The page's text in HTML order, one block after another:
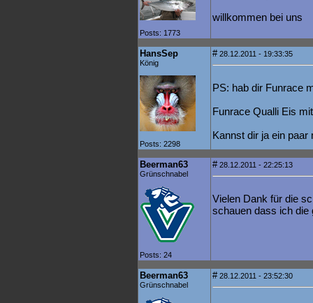
Posts: 1773
willkommen bei uns
HansSep
König
Posts: 2298
#28.12.2011 - 19:33:35
PS: hab dir Funrace
Funrace Qualli Eis
Kannst dir ja ein paar
Beerman63
Grünschnabel
Posts: 24
#28.12.2011 - 22:25:13
Vielen Dank für die
schauen dass ich die
Beerman63
Grünschnabel
#28.12.2011 - 23:52:30